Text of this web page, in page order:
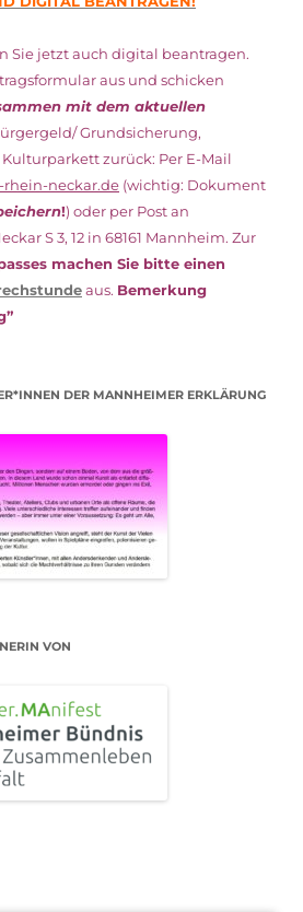
Sie jetzt auch digital beantragen.
aus und schicken
mit dem aktuellen
Grundsicherung,
Kulturparkett zurück: Per E-Mail
neckar.de (wichtig: Dokument
!) oder per Post an
S 3, 12 in 68161 Mannheim. Zur
machen Sie bitte einen
aus. Bemerkung
DER MANNHEIMER ERKLÄRUNG
VON